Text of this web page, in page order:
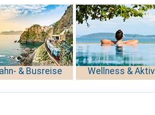
& Busreise Wellness & Aktiv